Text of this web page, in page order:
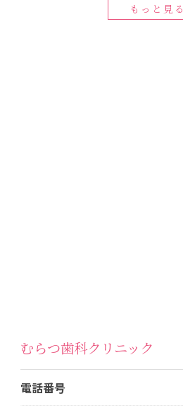
もっと見る
むらつ歯科クリニック
電話番号